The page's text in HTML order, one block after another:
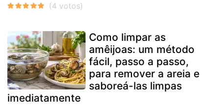
Como limpar as
amêijoas: um método
fácil, passo a passo,
para remover a areia e
saboreá-las limpas
imediatamente